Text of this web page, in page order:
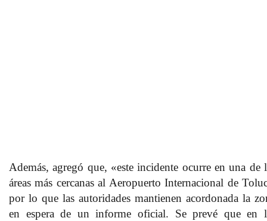
Además, agregó que, «este incidente ocurre en una de
áreas más cercanas al Aeropuerto Internacional de
por lo que las autoridades mantienen acordonada la
en espera de un informe oficial. Se prevé que en